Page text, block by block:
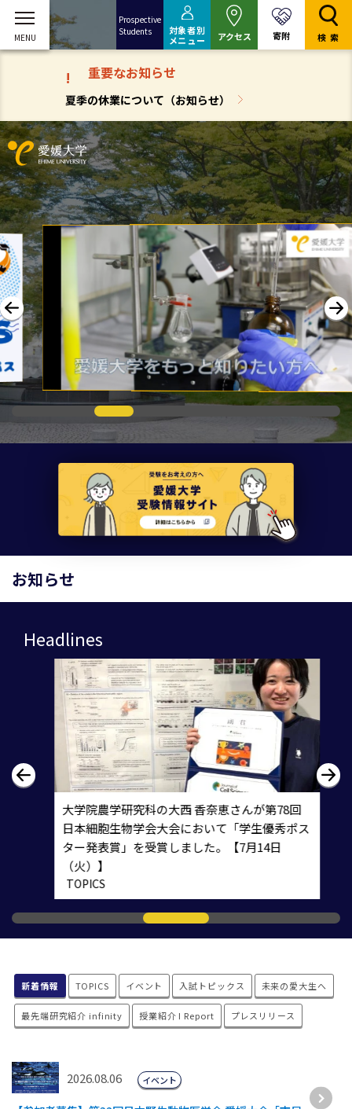
Prospective
Students
対象者別
メニュー
アクセス 寄附 検索
! 重要なお知らせ
夏季の休業について（お知らせ）
お知らせ
Headlines
大学院農学研究科の大西 香奈恵さんが第78回
日本細胞生物学会大会において「学生優秀ポス
ター発表賞」を受賞しました。【7月14日
（火）】
TOPICS
新着情報 TOPICS イベント 入試トピックス 未来の愛大生へ
最先端研究紹介 infinity 授業紹介 I Report プレスリリース
2026.08.06 イベント